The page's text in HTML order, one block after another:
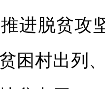
进脱贫攻
困村出列